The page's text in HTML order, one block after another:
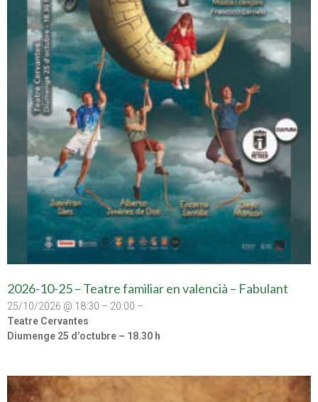
2026-10-25 – Teatre familiar en valencià – Fabulant
25/10/2026 @ 18:30 – 20:00 –
Teatre Cervantes
Diumenge 25 d’octubre – 18.30 h